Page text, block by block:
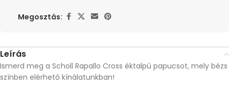
Megosztás:
Leírás
Ismerd meg a Scholl Rapallo Cross éktalpú papucsot, mely bézs
színben elérhető kínálatunkban!